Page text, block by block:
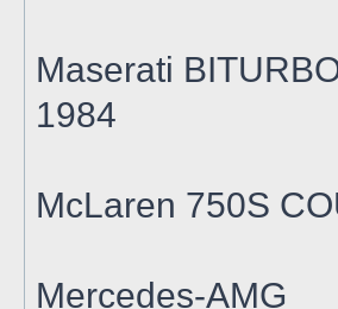
Maserati
1984
McLaren 750S
Mercedes-AMG